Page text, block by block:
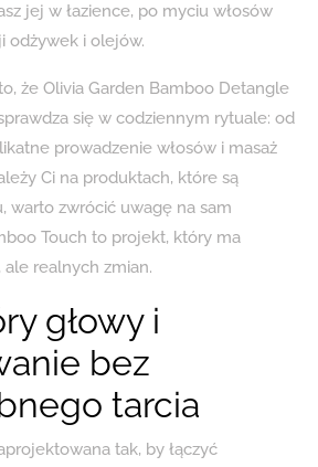
jej w łazience, po myciu włosów
odżywek i olejów.
że Olivia Garden Bamboo Detangle
się w codziennym rytuale: od
prowadzenie włosów i masaż
Ci na produktach, które są
warto zwrócić uwagę na sam
Touch to projekt, który ma
ale realnych zmian.
głowy i
bez
tarcia
tak, by łączyć